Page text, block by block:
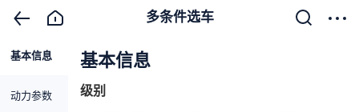
多条件选车
基本信息
动力参数
基本信息
级别